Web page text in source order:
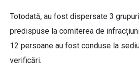
Totodată, au fost dispersate 3
predispuse la comiterea de
12 persoane au fost conduse la
verificări.